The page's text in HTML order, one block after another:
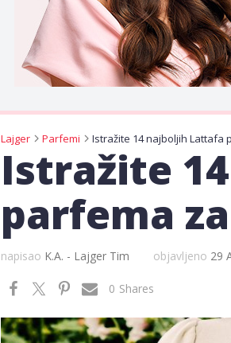
Lajger Parfemi
Istražite
parfema
napisao K.A. - Lajger Tim objavljeno 29
Shares
0